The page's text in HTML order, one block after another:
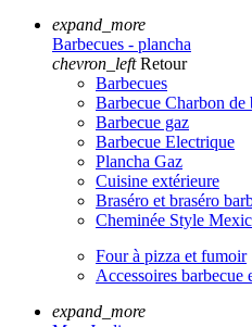
expand_more
Barbecues - plancha
chevron_left Retour
Barbecues
Barbecue Charbon de
Barbecue gaz
Barbecue Electrique
Plancha Gaz
Cuisine extérieure
Braséro et braséro
Cheminée Style
Four à pizza et fumoir
Accessoires barbecue
expand_more